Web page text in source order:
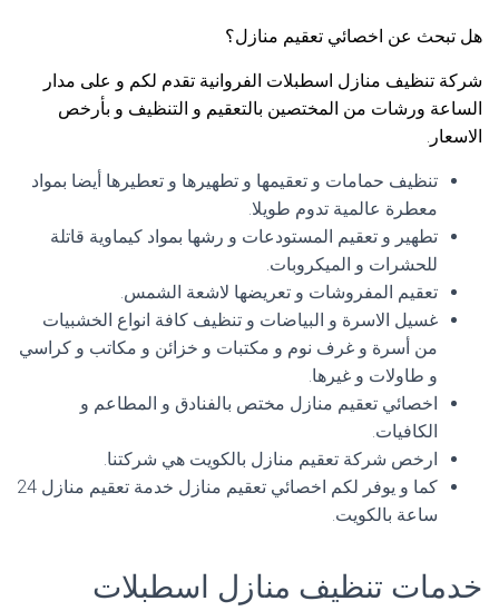
هل تبحث عن اخصائي تعقيم منازل؟
شركة تنظيف منازل اسطبلات الفروانية تقدم لكم و على مدار
الساعة ورشات من المختصين بالتعقيم و التنظيف و بأرخص
الاسعار.
تنظيف حمامات و تعقيمها و تطهيرها و تعطيرها أيضا بمواد
معطرة عالمية تدوم طويلا.
تطهير و تعقيم المستودعات و رشها بمواد كيماوية قاتلة
للحشرات و الميكروبات.
تعقيم المفروشات و تعريضها لاشعة الشمس.
غسيل الاسرة و البياضات و تنظيف كافة انواع الخشبيات
من أسرة و غرف نوم و مكتبات و خزائن و مكاتب و كراسي
و طاولات و غيرها.
اخصائي تعقيم منازل مختص بالفنادق و المطاعم و
الكافيات.
ارخص شركة تعقيم منازل بالكويت هي شركتنا.
كما و يوفر لكم اخصائي تعقيم منازل خدمة تعقيم منازل 24
ساعة بالكويت.
خدمات تنظيف منازل اسطبلات